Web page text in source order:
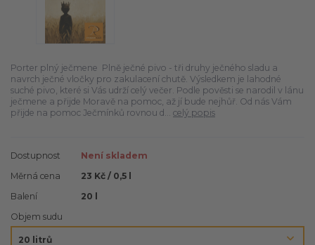
Porter plný ječmene Plně ječné pivo - tři druhy ječného sladu a
navrch ječné vločky pro zakulacení chutě. Výsledkem je lahodné
suché pivo, které si Vás udrží celý večer. Podle pověsti se narodil v lánu
ječmene a přijde Moravě na pomoc, až jí bude nejhůř. Od nás Vám
přijde na pomoc Ječmínků rovnou d... celý popis
Dostupnost
Není skladem
Měrná cena
23 Kč / 0,5 l
Balení
20 l
Objem sudu